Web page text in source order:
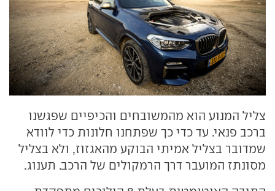
צליל המנוע הוא מהמשובחים והכיפיים שפגשנו
ברכב פנאי. עד כדי כך שפתחנו חלונות כדי לוודא
שמדובר בצליל אמיתי הבוקע מהאגזוז, ולא בצליל
מסונתז המועבר דרך הרמקולים של הרכב. תענוג.